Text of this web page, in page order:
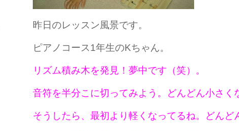
昨日のレッスン風景です。
ピアノコース1年生のKちゃん。
リズム積み木を発見！夢中です（笑）。
音符を半分こに切ってみよう。どんどん小さく
そうしたら、最初より軽くなってるね。どんど